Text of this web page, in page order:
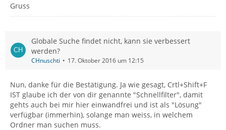
Gruss
Globale Suche findet nicht, kann sie verbessert
werden?
CHnuschti 17. Oktober 2016 um 12:15
Nun, danke für die Bestätigung. Ja wie gesagt, Crtl+Shift+F
IST glaube ich der von dir genannte "Schnellfilter", damit
gehts auch bei mir hier einwandfrei und ist als "Lösung"
verfügbar (immerhin), solange man weiss, in welchem
Ordner man suchen muss.